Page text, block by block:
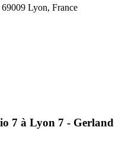
Lyon, France
7 à Lyon 7 - Gerland